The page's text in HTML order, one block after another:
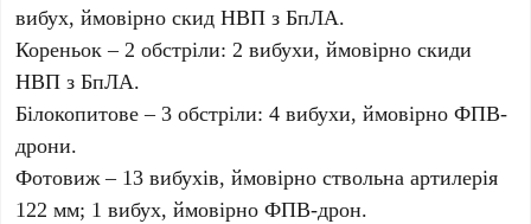
вибух, ймовірно скид НВП з БпЛА.
Кореньок – 2 обстріли: 2 вибухи, ймовірно скиди
НВП з БпЛА.
Білокопитове – 3 обстріли: 4 вибухи, ймовірно ФПВ-
дрони.
Фотовиж – 13 вибухів, ймовірно ствольна артилерія
122 мм; 1 вибух, ймовірно ФПВ-дрон.